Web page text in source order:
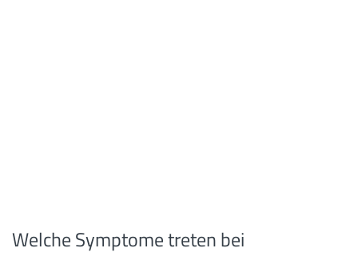
Welche Symptome treten bei